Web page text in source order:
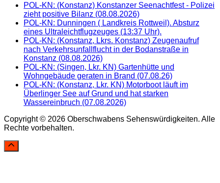
POL-KN: (Konstanz) Konstanzer Seenachtfest - Polizei
zieht positive Bilanz (08.08.2026)
POL-KN: Dunningen ( Landkreis Rottweil). Absturz
eines Ultraleichtflugzeuges (13:37 Uhr).
POL-KN: (Konstanz, Lkrs. Konstanz) Zeugenaufruf
nach Verkehrsunfallflucht in der Bodanstraße in
Konstanz (08.08.2026)
POL-KN: (Singen, Lkr. KN) Gartenhütte und
Wohngebäude geraten in Brand (07.08.26)
POL-KN: (Konstanz, Lkr. KN) Motorboot läuft im
Überlinger See auf Grund und hat starken
Wassereinbruch (07.08.2026)
Copyright © 2026 Oberschwabens Sehenswürdigkeiten. Alle
Rechte vorbehalten.